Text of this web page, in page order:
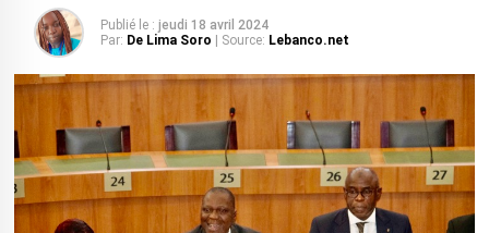
Publié le : jeudi 18 avril 2024
Par: De Lima Soro | Source: Lebanco.net